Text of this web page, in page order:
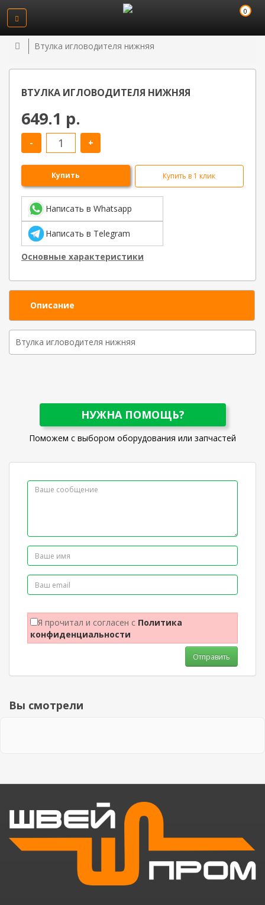
0
Втулка игловодителя нижняя
ВТУЛКА ИГЛОВОДИТЕЛЯ НИЖНЯЯ
649.1 р.
- +
Купить в 1 клик
Купить
Написать в Whatsapp
Написать в Telegram
Основные характеристики
Описание
Втулка игловодителя нижняя
НУЖНА ПОМОЩЬ?
Поможем с выбором оборудования или запчастей
Я прочитал и согласен с Политика
конфиденциальности
Отправить
Вы смотрели